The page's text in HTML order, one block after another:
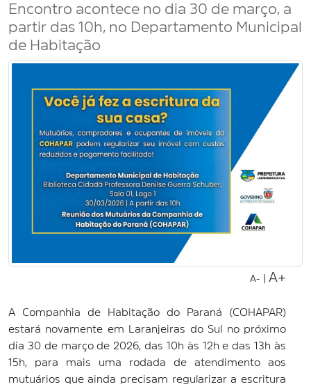
Encontro acontece no dia 30 de março, a
partir das 10h, no Departamento Municipal
de Habitação
A- A+
A Companhia de Habitação do Paraná (COHAPAR)
estará novamente em Laranjeiras do Sul no próximo
dia 30 de março de 2026, das 10h às 12h e das 13h às
15h, para mais uma rodada de atendimento aos
mutuários que ainda precisam regularizar a escritura